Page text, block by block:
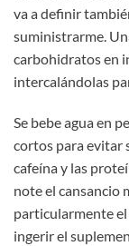
va a definir
suministrarme.
carbohidratos en
intercalándolas
Se bebe agua en
cortos para evitar
cafeína y las
note el cansancio
particularmente
ingerir el